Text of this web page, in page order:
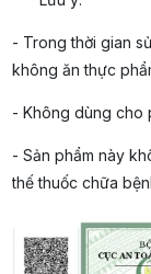
- Trong thời gian
không ăn thực
- Không dùng cho
- Sản phẩm này
thế thuốc chữa